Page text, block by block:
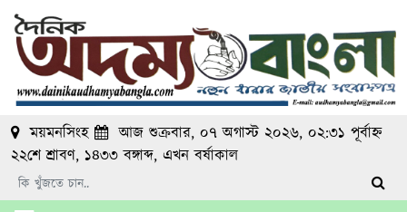
ময়মনসিংহ
আজ শুক্রবার, ০৭ অগাস্ট ২০২৬, ০২:৩১ পূর্বাহ্ন
২২শে শ্রাবণ, ১৪৩৩ বঙ্গাব্দ, এখনবর্ষাকাল